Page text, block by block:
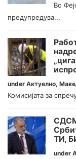
Во
предупредува...
under Актуелно,
Комисијата за
ТИ,
under